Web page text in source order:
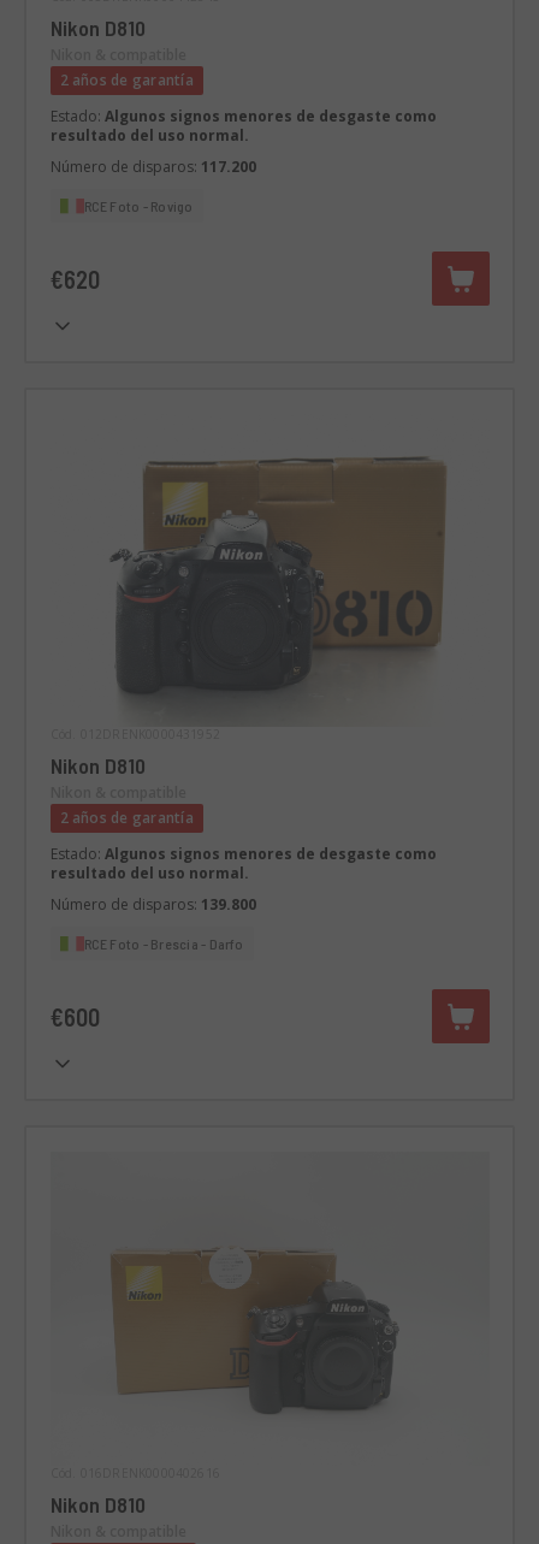
Nikon D810
2 años de garantía
Estado: Algunos signos menores de desgaste como
resultado del uso normal.
Número de disparos: 117.200
RCE Foto - Rovigo
€620
Nikon D810
2 años de garantía
Estado: Algunos signos menores de desgaste como
resultado del uso normal.
Número de disparos: 139.800
RCE Foto - Brescia - Darfo
€600
Nikon D810